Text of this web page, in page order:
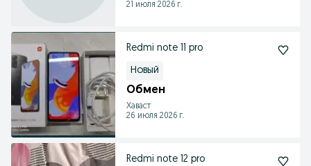
21 июля 2026 г.
Redmi note 11 pro
Новый
Обмен
Хаваст
26 июля 2026 г.
Redmi note 12 pro